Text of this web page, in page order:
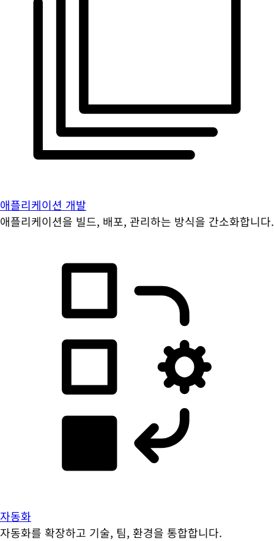
애플리케이션 개발
애플리케이션을 빌드, 배포, 관리하는 방식을 간소화합니다.
자동화
자동화를 확장하고 기술, 팀, 환경을 통합합니다.